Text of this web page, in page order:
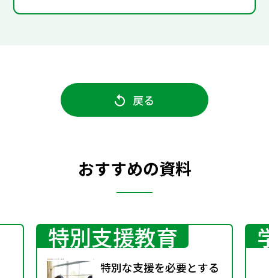
戻る
おすすめの資料
特別支援教育
特別な支援を必要とする